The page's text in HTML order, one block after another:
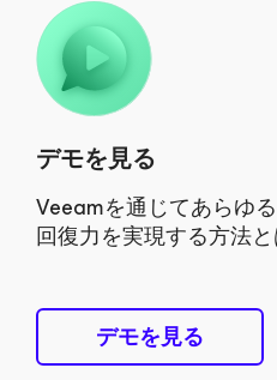
デモを見る
Veeamを通じてあらゆ
回復力を実現する方法
デモを見る